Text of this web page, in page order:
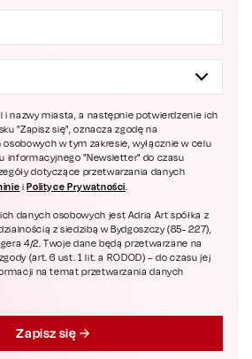
i nazwy miasta, a następnie potwierdzenie ich
"Zapisz się", oznacza zgodę na
w tym zakresie, wyłącznie w celu
informacyjnego "Newsletter" do czasu
dotyczące przetwarzania danych
iPolityce Prywatności.
danych osobowych jest Adria Art spółka z
z siedzibą w Bydgoszczy (85- 227),
4/2. Twoje dane będą przetwarzane na
(art. 6 ust. 1 lit. a RODOD) – do czasu jej
na temat przetwarzania danych
Zapisz się